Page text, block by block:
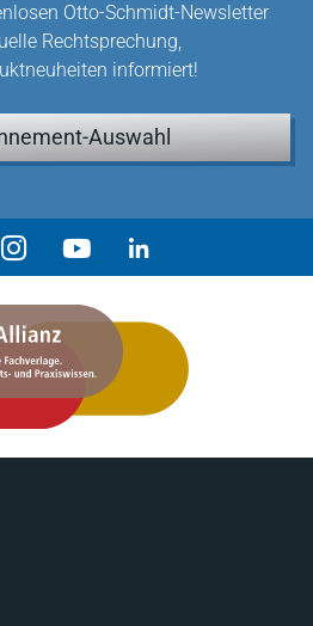
Otto-Schmidt-Newsletter
Rechtsprechung,
informiert!
Auswahl